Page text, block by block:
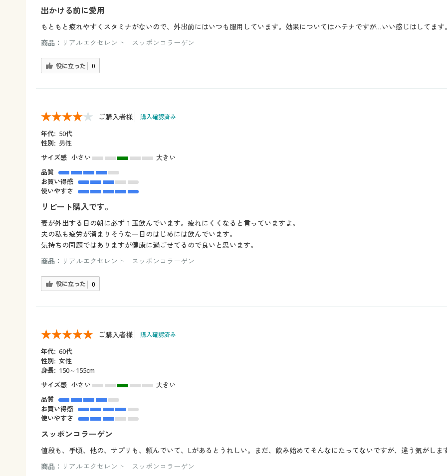
出かける前に愛用
もともと疲れやすくスタミナがないので、外出前にはいつも服用しています。効果についてはハテナですが…いい感じはしてます。
商品： リアルエクセレント スッポンコラーゲン
役に立った 0
ご購入者様 購入確認済み
年代: 50代
性別: 男性
サイズ感 小さい
大きい
品質
お買い得感
使いやすさ
リピート購入です。
妻が外出する日の朝に必ず１玉飲んでいます。疲れにくくなると言っていますよ。
夫の私も疲労が溜まりそうな一日のはじめには飲んでいます。
気持ちの問題ではありますが健康に過ごせてるので良いと思います。
商品： リアルエクセレント スッポンコラーゲン
役に立った 0
ご購入者様 購入確認済み
年代: 60代
性別: 女性
身長: 150～155cm
サイズ感 小さい
大きい
品質
お買い得感
使いやすさ
スッポンコラーゲン
値段も、手頃、他の、サプリも、頼んでいて、Lがあるとうれしい。まだ、飲み始めてそんなにたってないですが、違う気がしま
商品： リアルエクセレント スッポンコラーゲン